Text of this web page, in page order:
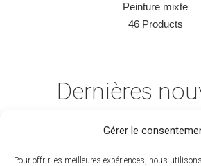
Gérer le
Pour offrir les meilleures expériences, nous
Peinture mixte
46 Products
Dernières